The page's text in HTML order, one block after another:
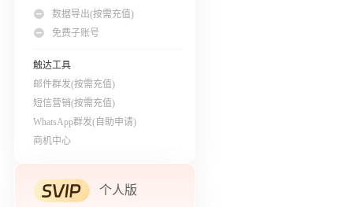
数据导出(按需充值)
免费子账号
触达工具
邮件群发(按需充值)
短信营销(按需充值)
WhatsApp群发(自助申请)
商机中心
个人版